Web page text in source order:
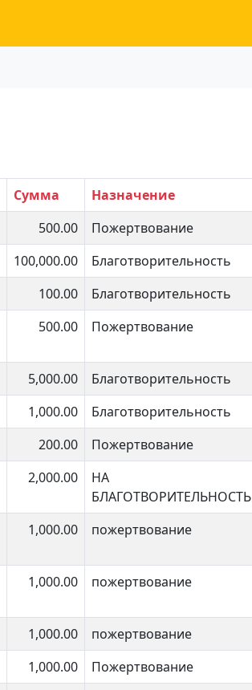
Сумма
Назначение
500.00
Пожертвование
100,000.00
Благотворительность
100.00
Благотворительность
500.00 Пожертвование
5,000.00
Благотворительность
1,000.00
Благотворительность
200.00
Пожертвование
2,000.00
НА
БЛАГОТВОРИТЕЛЬНОСТЬ
1,000.00 пожертвование
1,000.00 пожертвование
1,000.00
пожертвование
1,000.00
Пожертвование